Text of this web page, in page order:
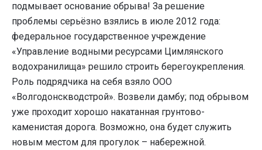
подмывает основание обрыва! За решение
проблемы серьёзно взялись в июле 2012 года:
федеральное государственное учреждение
«Управление водными ресурсами Цимлянского
водохранилища» решило строить берегоукрепления.
Роль подрядчика на себя взяло ООО
«Волгодонскводстрой». Возвели дамбу; под обрывом
уже проходит хорошо накатанная грунтово-
каменистая дорога. Возможно, она будет служить
новым местом для прогулок – набережной.